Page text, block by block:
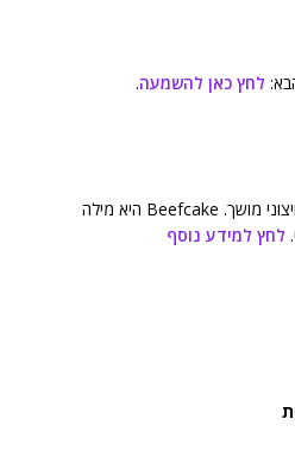
לחץ כאן להשמעה.
חתיך הוא כינוי לגבר בעל מראה חיצוני מושך. Beefcake היא מילה
לחץ למידע נוסף